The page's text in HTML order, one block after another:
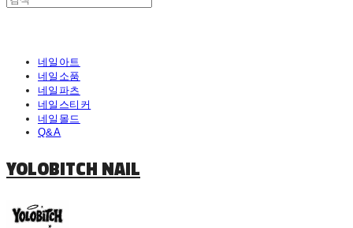
네일아트
네일소품
네일파츠
네일스티커
네일몰드
Q&A
YOLOBITCH NAIL